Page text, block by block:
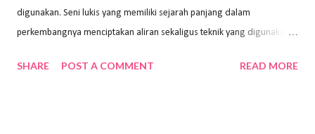
digunakan. Seni lukis yang memiliki sejarah panjang dalam
perkembangnya menciptakan aliran sekaligus teknik yang digunakan.
Wayan Kun Adnyana, teknik yang berbeda tentunya akan
SHARE POST A COMMENT READ MORE